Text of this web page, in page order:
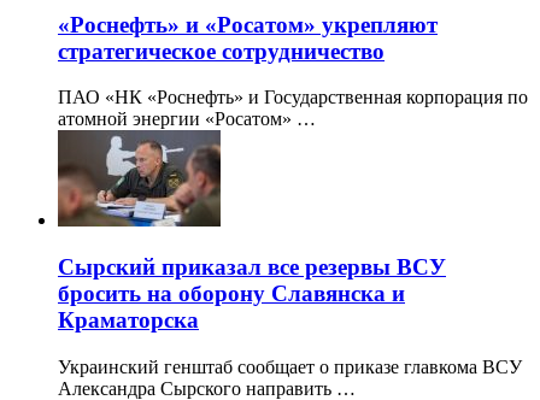
«Роснефть» и «Росатом» укрепляют
стратегическое сотрудничество
ПАО «НК «Роснефть» и Государственная корпорация по
атомной энергии «Росатом» …
Сырский приказал все резервы ВСУ
бросить на оборону Славянска и
Краматорска
Украинский генштаб сообщает о приказе главкома ВСУ
Александра Сырского направить …